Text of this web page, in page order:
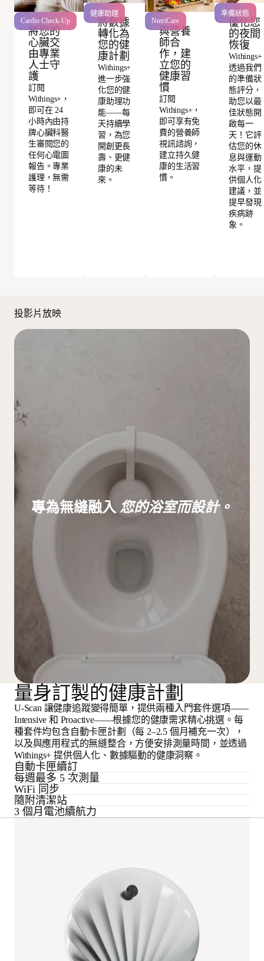
Cardio Check-Up
將您的
心臟交
由專業
人士守
護
訂閱
Withings+，
即可在 24
小時內由持
牌心臟科醫
生審閱您的
任何心電圖
報告。專業
護理，無需
等待！
健康助理
將數據
轉化為
您的健
康計劃
Withings+
進一步強
化您的健
康助理功
能——每
天持續學
習，為您
開創更長
壽、更健
康的未
來。
NutriCare
與營養
師合
作，建
立您的
健康習
慣
訂閱
Withings+，
即可享有免
費的營養師
視訊諮詢，
建立持久健
康的生活習
慣。
準備狀態
優化您
的夜間
恢復
Withings+
透過我們
的準備狀
態評分，
助您以最
佳狀態開
啟每一
天！它評
估您的休
息與運動
水平，提
供個人化
建議，並
提早發現
疾病跡
象。
投影片放映
專為無縫融入 您的浴室而設計。
量身訂製的健康計劃
U-Scan 讓健康追蹤變得簡單，提供兩種入門套件選項——
Intensive 和 Proactive——根據您的健康需求精心挑選。每
種套件均包含自動卡匣計劃（每 2–2.5 個月補充一次），
以及與應用程式的無縫整合，方便安排測量時間，並透過
Withings+ 提供個人化、數據驅動的健康洞察。
自動卡匣續訂
每週最多 5 次測量
WiFi 同步
隨附清潔站
3 個月電池續航力